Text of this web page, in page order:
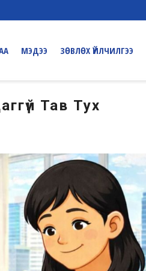
МЭДЭЭ ЗӨВЛӨХ ҮЙЛЧИЛГЭЭ
Тав Тух